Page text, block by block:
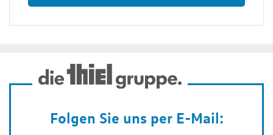
Folgen Sie uns per E-Mail: